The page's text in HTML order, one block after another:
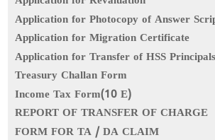
Application for Photocopy of Answer
Application for Migration Certificate
Application for Transfer of HSS Principals
Treasury Challan Form
Income Tax Form(10 E)
REPORT OF TRANSFER OF CHARGE
FORM FOR TA / DA CLAIM